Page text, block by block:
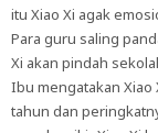
itu Xiao Xi agak
Para guru saling
Xi akan pindah
Ibu mengatakan Xiao
tahun dan